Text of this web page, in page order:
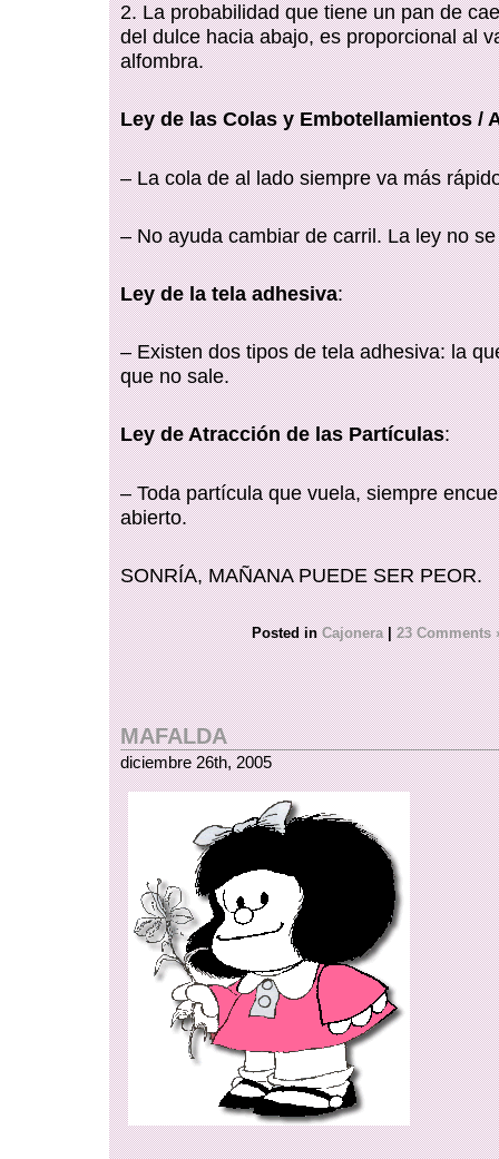
2. La probabilidad que tiene un pan de
del dulce hacia abajo, es proporcional al
alfombra.
Ley de las Colas y Embotellamientos /
– La cola de al lado siempre va más
– No ayuda cambiar de carril. La ley no
Ley de la tela adhesiva:
– Existen dos tipos de tela adhesiva: la
que no sale.
Ley de Atracción de las Partículas:
– Toda partícula que vuela, siempre
abierto.
SONRÍA, MAÑANA PUEDE SER PEOR.
Posted inCajonera | 23 Comments
MAFALDA
diciembre 26th, 2005